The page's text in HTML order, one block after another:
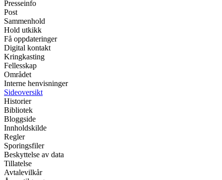
Presseinfo
Post
Sammenhold
Hold utkikk
Få oppdateringer
Digital kontakt
Kringkasting
Fellesskap
Området
Interne henvisninger
Sideoversikt
Historier
Bibliotek
Bloggside
Innholdskilde
Regler
Sporingsfiler
Beskyttelse av data
Tillatelse
Avtalevilkår